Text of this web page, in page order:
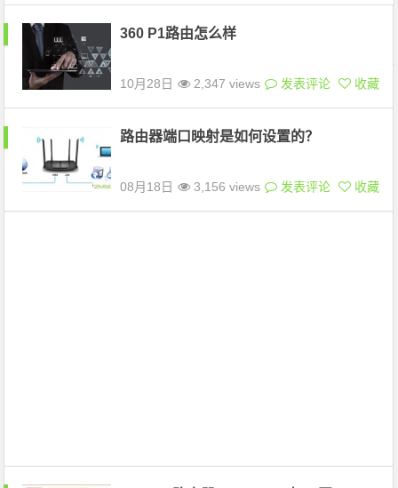
360 P1路由怎么样
10月28日 2,347 views 发表评论 收藏
路由器端口映射是如何设置的？
08月18日 3,156 views 发表评论 收藏